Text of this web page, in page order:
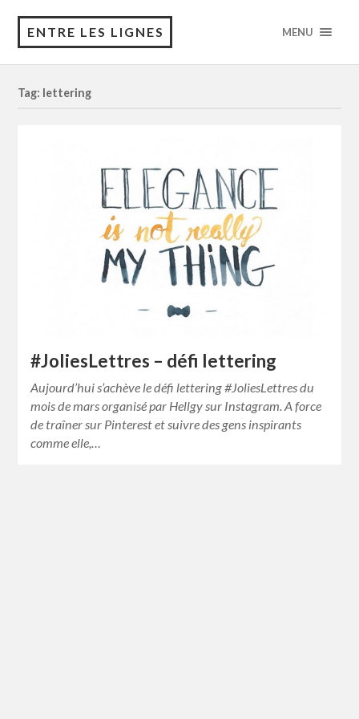
ENTRE LES LIGNES MENU
Tag: lettering
#JoliesLettres – défi lettering
Aujourd’hui s’achève le défi lettering #JoliesLettres du
mois de mars organisé par Hellgy sur Instagram. A force
de traîner sur Pinterest et suivre des gens inspirants
comme elle,…